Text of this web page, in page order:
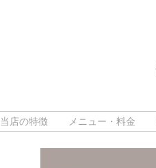
当店の特徴 メニュー・料金